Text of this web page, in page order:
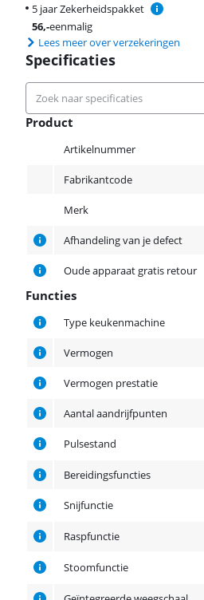
5 jaar Zekerheidspakket
56,-eenmalig
Lees meer over verzekeringen
Specificaties
Product
Artikelnummer
Fabrikantcode
Merk
Afhandeling van je defect
Oude apparaat gratis retour
Functies
Functies
Type keukenmachine
Vermogen
Vermogen prestatie
Aantal aandrijfpunten
Pulsestand
Bereidingsfuncties
Snijfunctie
Raspfunctie
Stoomfunctie